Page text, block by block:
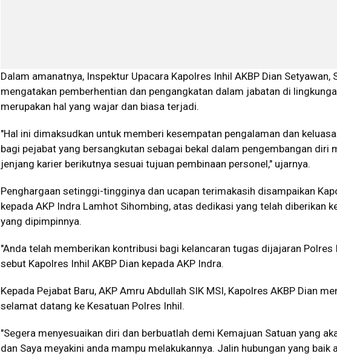
Dalam amanatnya, Inspektur Upacara Kapolres Inhil AKBP Dian Setyawan,
mengatakan pemberhentian dan pengangkatan dalam jabatan di
merupakan hal yang wajar dan biasa terjadi.
"Hal ini dimaksudkan untuk memberi kesempatan pengalaman dan
bagi pejabat yang bersangkutan sebagai bekal dalam pengembangan diri
jenjang karier berikutnya sesuai tujuan pembinaan personel," ujarnya.
Penghargaan setinggi-tingginya dan ucapan terimakasih disampaikan
kepada AKP Indra Lamhot Sihombing, atas dedikasi yang telah diberikan
yang dipimpinnya.
"Anda telah memberikan kontribusi bagi kelancaran tugas dijajaran Polres
sebut Kapolres Inhil AKBP Dian kepada AKP Indra.
Kepada Pejabat Baru, AKP Amru Abdullah SIK MSI, Kapolres AKBP Dian
selamat datang ke Kesatuan Polres Inhil.
"Segera menyesuaikan diri dan berbuatlah demi Kemajuan Satuan yang
dan Saya meyakini anda mampu melakukannya. Jalin hubungan yang baik